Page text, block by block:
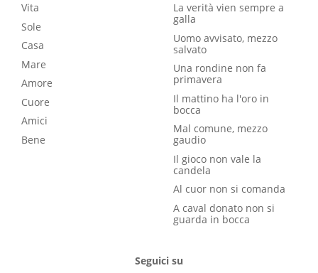
Vita
Sole
Casa
Mare
Amore
Cuore
Amici
Bene
La verità vien sempre a
galla
Uomo avvisato, mezzo
salvato
Una rondine non fa
primavera
Il mattino ha l'oro in
bocca
Mal comune, mezzo
gaudio
Il gioco non vale la
candela
Al cuor non si comanda
A caval donato non si
guarda in bocca
Seguici su